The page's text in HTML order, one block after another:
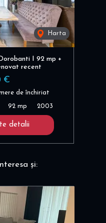
Harta
I 92 mp +
recent
€
de închiriat
92 mp 2003
detalii
și: